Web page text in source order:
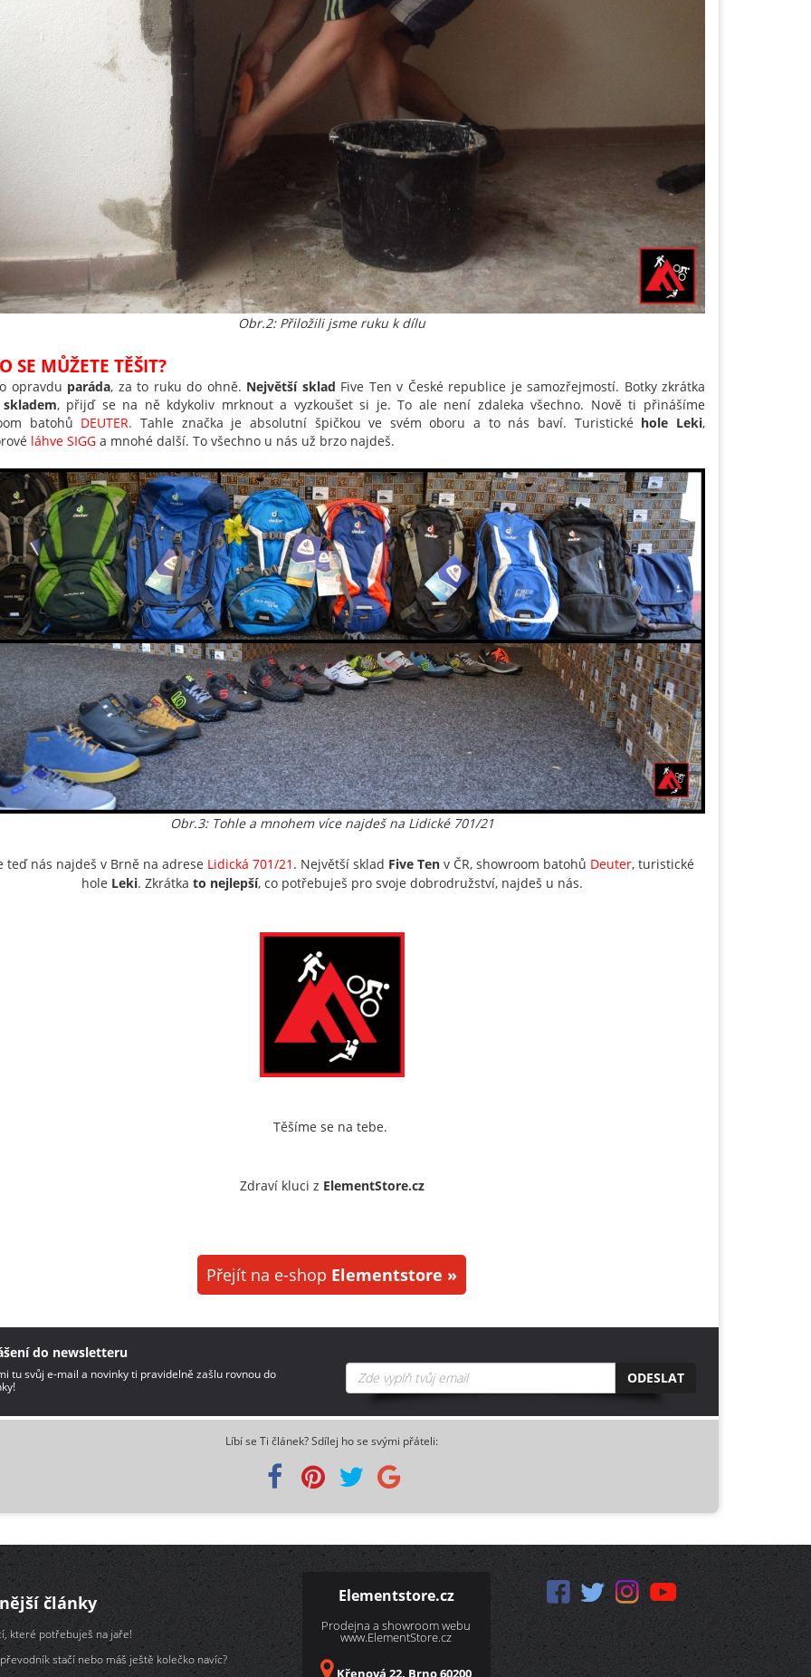
Obr.2: Přiložili jsme ruku k dílu
SE MŮŽETE TĚŠIT?
opravdu paráda, za to ruku do ohně. Největší sklad Five Ten v České republice je samozřejmostí. Botky zkrátka
skladem, přijď se na ně kdykoliv mrknout a vyzkoušet si je. To ale není zdaleka všechno. Nově ti přinášíme
batohů DEUTER. Tahle značka je absolutní špičkou ve svém oboru a to nás baví. Turistické hole Leki,
láhve SIGG a mnohé další. To všechno u nás už brzo najdeš.
Obr.3: Tohle a mnohem více najdeš na Lidické 701/21
teď nás najdeš v Brně na adrese Lidická 701/21 . Největší sklad Five Ten v ČR, showroom batohů Deuter, turistické
hole Leki. Zkrátka to nejlepší, co potřebuješ pro svoje dobrodružství, najdeš u nás.
Těšíme se na tebe.
Zdraví kluci z ElementStore.cz
Přejít na e-shop Elementstore »
do newsletteru
tu svůj e-mail a novinky ti pravidelně zašlu rovnou do
ODESLAT
Líbí se Ti článek? Sdílej ho se svými přáteli:
články
které potřebuješ na jaře!
stačí nebo máš ještě kolečko navíc?
Elementstore.cz
Prodejna a showroom webu
www.ElementStore.cz
Křenová 22, Brno 60200